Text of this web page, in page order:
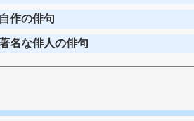
作の俳句
名な俳人の俳句